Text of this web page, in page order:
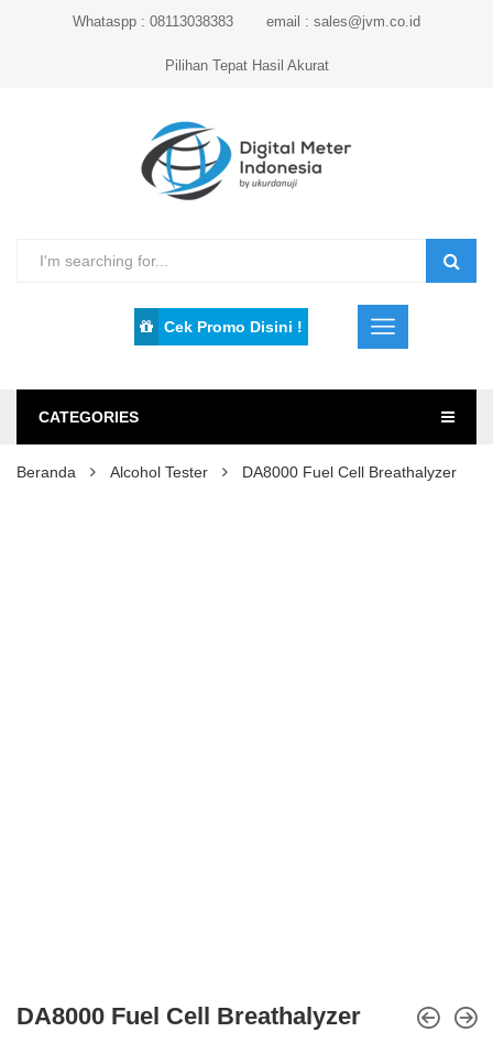
Whataspp : 08113038383 email : sales@jvm.co.id
Pilihan Tepat Hasil Akurat
Cek Promo Disini !
CATEGORIES
Beranda Alcohol Tester DA8000 Fuel Cell Breathalyzer
DA8000 Fuel Cell Breathalyzer